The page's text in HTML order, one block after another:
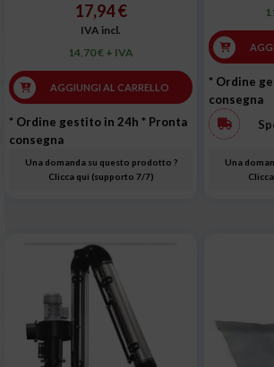
17,94 €
IVA incl.
14,70 € + IVA
AGGIUNGI AL CARRELLO
* Ordine gestito in 24h * Pronta
consegna
Una domanda su questo prodotto ?
Clicca qui (supporto 7/7)
* Ordine
consegna
Una